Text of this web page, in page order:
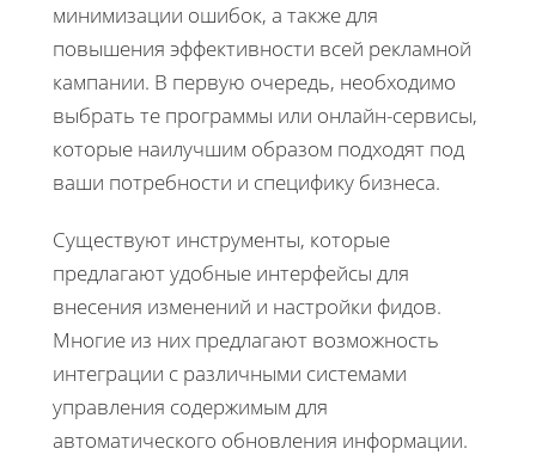
минимизации ошибок, а также для
повышения эффективности всей рекламной
кампании. В первую очередь, необходимо
выбрать те программы или онлайн-сервисы,
которые наилучшим образом подходят под
ваши потребности и специфику бизнеса.
Существуют инструменты, которые
предлагают удобные интерфейсы для
внесения изменений и настройки фидов.
Многие из них предлагают возможность
интеграции с различными системами
управления содержимым для
автоматического обновления информации.